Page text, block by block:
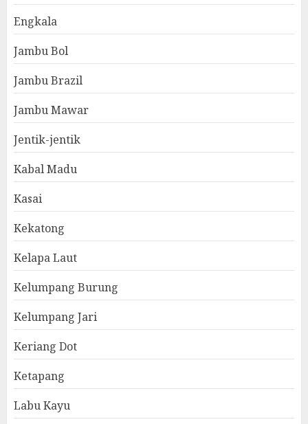
Engkala
Jambu Bol
Jambu Brazil
Jambu Mawar
Jentik-jentik
Kabal Madu
Kasai
Kekatong
Kelapa Laut
Kelumpang Burung
Kelumpang Jari
Keriang Dot
Ketapang
Labu Kayu